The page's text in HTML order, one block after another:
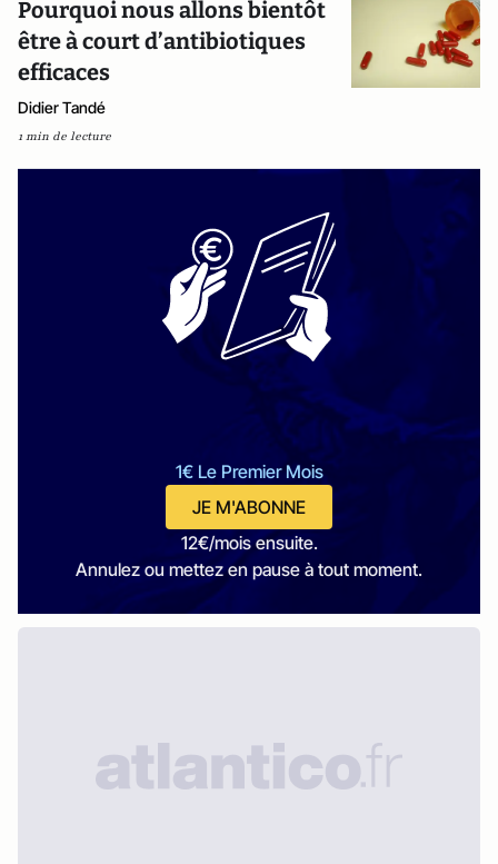
Pourquoi nous allons bientôt
être à court d’antibiotiques
efficaces
Didier Tandé
1 min de lecture
1€ Le Premier Mois
JE M'ABONNE
12€/mois ensuite.
Annulez ou mettez en pause à tout moment.